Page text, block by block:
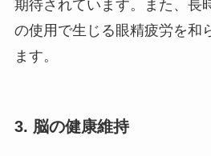
期待されています。また、長
の使用で生じる眼精疲労を和
ます。
3. 脳の健康維持